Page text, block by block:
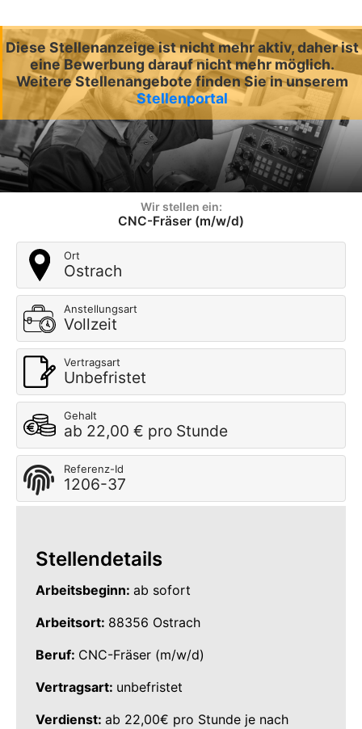
Diese Stellenanzeige ist nicht mehr aktiv, daher ist
eine Bewerbung darauf nicht mehr möglich.
Weitere Stellenangebote finden Sie in unserem
Stellenportal
Wir stellen ein:
CNC-Fräser (m/w/d)
Ort
Ostrach
Anstellungsart
Vollzeit
Vertragsart
Unbefristet
Gehalt
ab 22,00 € pro Stunde
Referenz-Id
1206-37
Stellendetails
Arbeitsbeginn: ab sofort
Arbeitsort: 88356 Ostrach
Beruf: CNC-Fräser (m/w/d)
Vertragsart: unbefristet
Verdienst: ab 22,00€ pro Stunde je nach